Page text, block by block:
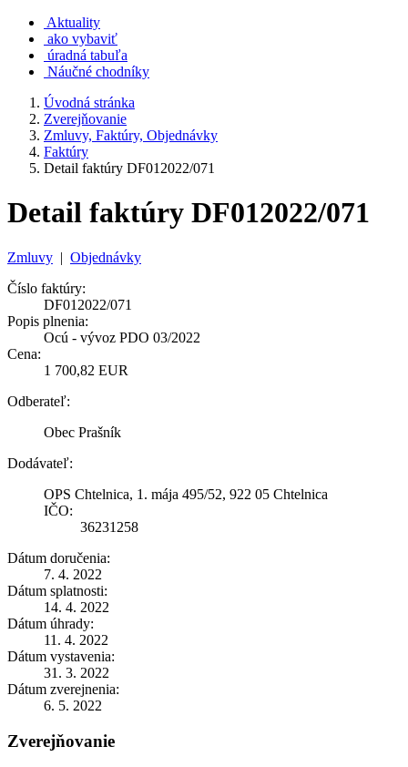
Aktuality
ako vybaviť
úradná tabuľa
Náučné chodníky
Úvodná stránka
Zverejňovanie
Zmluvy, Faktúry, Objednávky
Faktúry
Detail faktúry DF012022/071
Detail faktúry DF012022/071
Zmluvy | Objednávky
Číslo faktúry:
DF012022/071
Popis plnenia:
Ocú - vývoz PDO 03/2022
Cena:
1 700,82 EUR
Odberateľ:
Obec Prašník
Dodávateľ:
OPS Chtelnica, 1. mája 495/52, 922 05 Chtelnica
IČO:
36231258
Dátum doručenia:
7. 4. 2022
Dátum splatnosti:
14. 4. 2022
Dátum úhrady:
11. 4. 2022
Dátum vystavenia:
31. 3. 2022
Dátum zverejnenia:
6. 5. 2022
Zverejňovanie